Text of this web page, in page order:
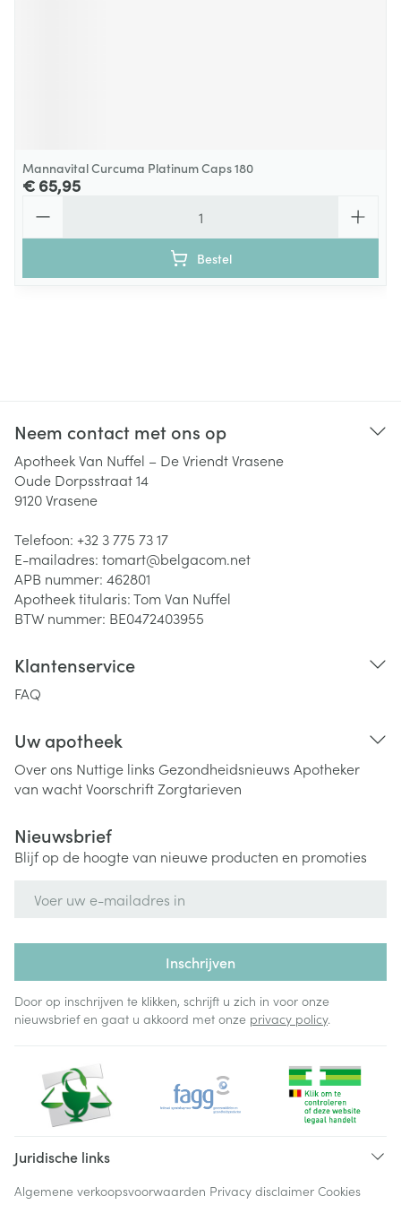
Mannavital Curcuma Platinum Caps 180
€ 65,95
Bestel
Neem contact met ons op
Apotheek Van Nuffel – De Vriendt Vrasene
Oude Dorpsstraat 14
9120Vrasene
Telefoon: +32 3 775 73 17
E-mailadres: tomart@belgacom.net
APB nummer: 462801
Apotheek titularis:Tom Van Nuffel
BTW nummer: BE0472403955
Klantenservice
FAQ
Uw apotheek
Over ons Nuttige links Gezondheidsnieuws Apotheker
van wachtVoorschriftZorgtarieven
Nieuwsbrief
Blijf op de hoogte van nieuwe producten en promoties
Inschrijven
Door op inschrijven te klikken, schrijft u zich in voor onze
nieuwsbrief en gaat u akkoord met onze privacy policy.
Juridische links
Algemene verkoopsvoorwaarden Privacy disclaimer Cookies